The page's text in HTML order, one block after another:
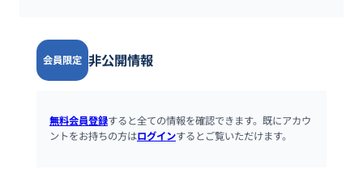
会員限定 非公開情報
無料会員登録すると全ての情報を確認できます。既にアカウ
ントをお持ちの方はログインするとご覧いただけます。